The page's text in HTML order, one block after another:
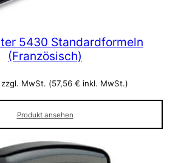
5430 Standardformeln
(Französisch)
zzgl. MwSt. (57,56 € inkl. MwSt.)
Produkt ansehen